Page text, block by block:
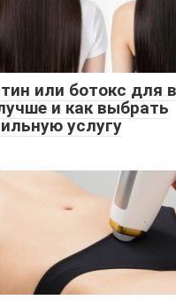
или ботокс для
и как выбрать
услугу